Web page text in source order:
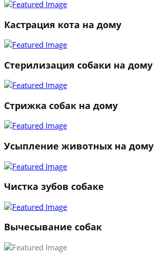
Кастрация кота на дому
Стерилизация собаки на дому
Стрижка собак на дому
Усыпление животных на дому
Чистка зубов собаке
Вычесывание собак